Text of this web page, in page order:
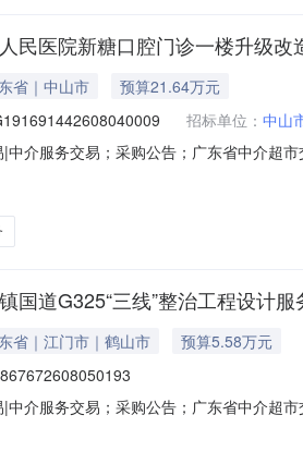
民医院新糖口腔门诊一楼升级
省｜中山市
预算21.64万元
招标单位： 中山
中介服务交易；采购公告；广东省中介超
，中选中介服务机构需对医院新糖口腔门
国道G325“三线”整治工程设计
省｜江门市｜鹤山市
预算5.58万元
中介服务交易；采购公告；广东省中介超
不一致，以采购需求书为准）业主单位咨